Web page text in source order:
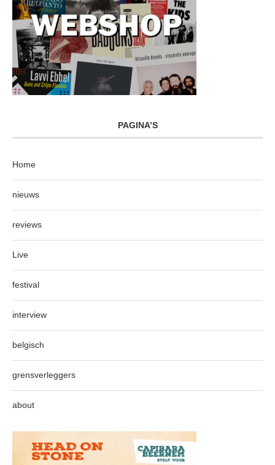
PAGINA’S
Home
nieuws
reviews
Live
festival
interview
belgisch
grensverleggers
about